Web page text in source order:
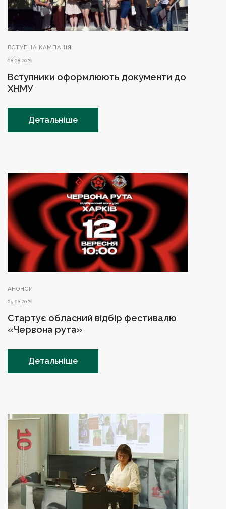
ВСТУПНА КАМПАНІЯ
08.08.2026
Вступники оформлюють документи до
ХНМУ
Детальніше
АНОНСИ
05.08.2026
Стартує обласний відбір фестивалю
«Червона рута»
Детальніше